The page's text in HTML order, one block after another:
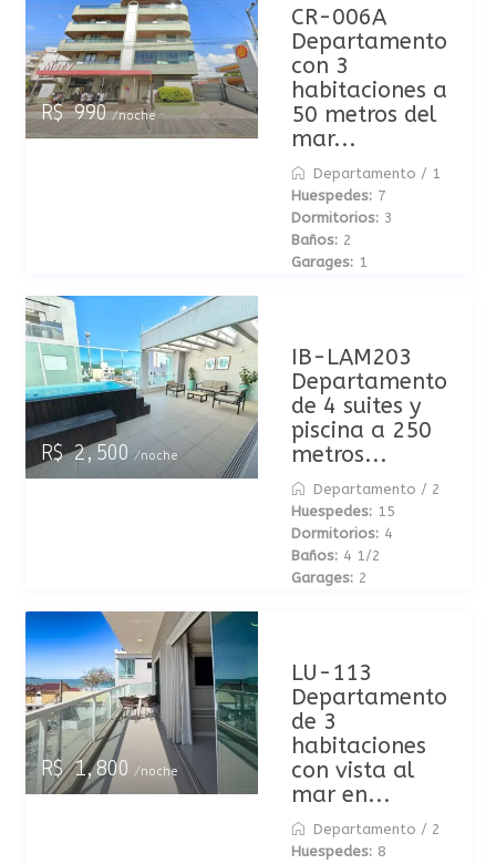
R$ 990/noche
CR-006A
Departamento
con 3
habitaciones a
50 metros del
mar...
Departamento / 1
Huespedes: 7
Dormitorios: 3
Baños: 2
Garages: 1
R$ 2,500/noche
IB-LAM203
Departamento
de 4 suites y
piscina a 250
metros...
Departamento / 2
Huespedes: 15
Dormitorios: 4
Baños: 4 1/2
Garages: 2
R$ 1,800/noche
LU-113
Departamento
de 3
habitaciones
con vista al
mar en...
Departamento / 2
Huespedes: 8